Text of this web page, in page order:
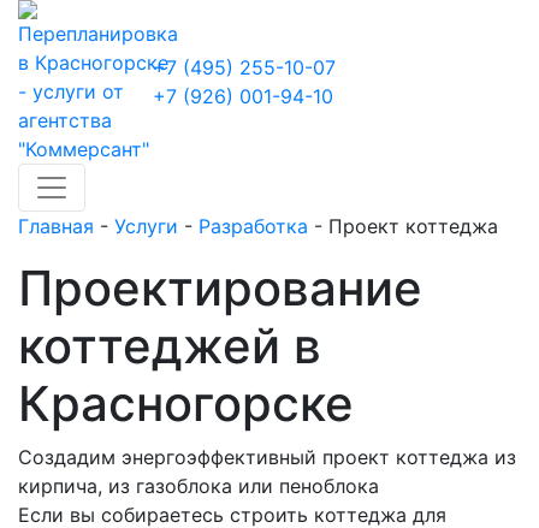
Skip
content
+7 (495) 255-10-07
+7 (926) 001-94-10
Главная - Услуги - Разработка - Проект коттеджа
Проектирование
коттеджей в
Красногорске
Создадим энергоэффективный проект коттеджа из
кирпича, из газоблока или пеноблока
Если вы собираетесь строить коттеджа для